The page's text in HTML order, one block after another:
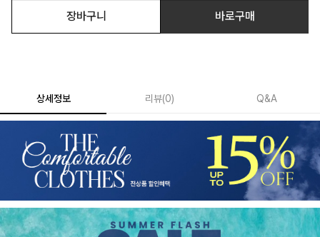
장바구니 바로구매
상세정보 리뷰(0) Q&A